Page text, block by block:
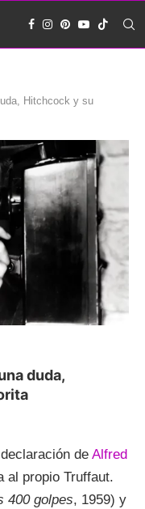
Hitchcock y su
duda,
de Alfred
al propio Truffaut.
400 golpes, 1959) y